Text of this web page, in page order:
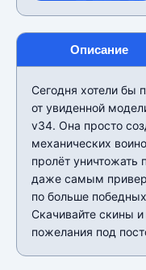
Описание
Сегодня хотели бы
от увиденной
v34. Она просто
механических
пролёт уничтожать
даже самым
по больше
Скачивайте скины
пожелания под